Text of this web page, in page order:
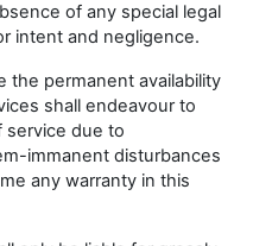
of any special legal
intent and negligence.
the permanent availability
shall endeavour to
service due to
immanent disturbances
any warranty in this